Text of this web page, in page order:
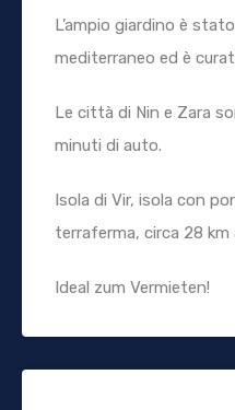
L’ampio giardino è
mediterraneo ed è
Le città di Nin e Zara
minuti di auto.
Isola di Vir, isola con
terraferma, circa 28 km
Ideal zum Vermieten!